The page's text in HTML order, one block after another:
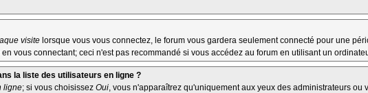
visite lorsque vous vous connectez, le forum vous gardera seulement connecté pour une
vous connectant; ceci n'est pas recommandé si vous accédez au forum en utilisant un
la liste des utilisateurs en ligne ?
ligne; si vous choisissez Oui, vous n'apparaîtrez qu'uniquement aux yeux des administrateurs